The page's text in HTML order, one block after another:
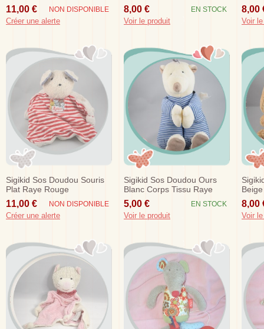
11,00 € NON DISPONIBLE
Créer une alerte
8,00 € EN STOCK
Voir le produit
8,00
Voir
Sigikid Sos Doudou Souris
Plat Raye Rouge
11,00 € NON DISPONIBLE
Créer une alerte
Sigikid Sos Doudou Ours
Blanc Corps Tissu Raye
5,00 € EN STOCK
Voir le produit
Fleur
8,00
Voir